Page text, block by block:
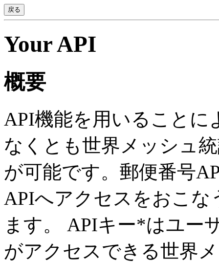
戻る
Your API
概要
API機能を用いることに
なくとも世界メッシュ
が可能です。郵便番号
APIへアクセスをおこな
ます。 APIキー*はユー
がアクセスできる世界